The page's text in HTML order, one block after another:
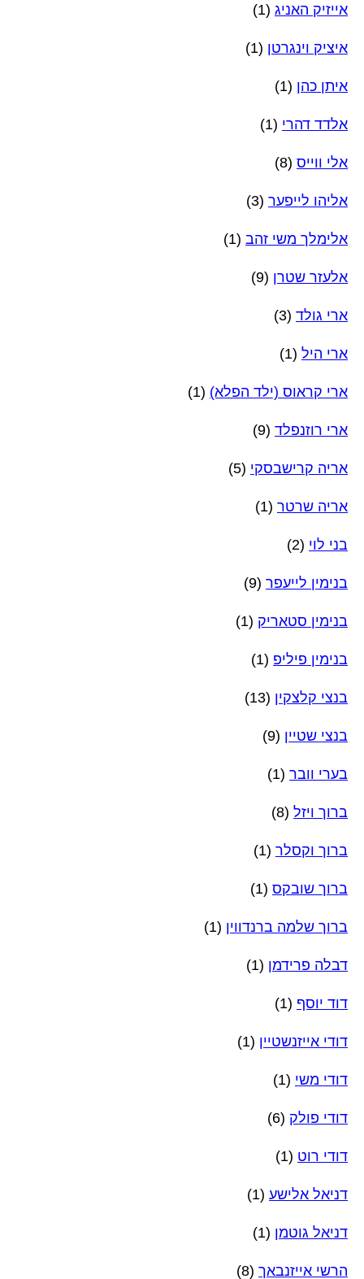
אייזיק האניג (1)
איציק וינגרטן (1)
איתן כהן (1)
אלדד דהרי (1)
אלי ווייס (8)
אליהו לייפער (3)
אלימלך משי זהב (1)
אלעזר שטרן (9)
ארי גולד (3)
ארי היל (1)
ארי קראוס (ילד הפלא) (1)
ארי רוזנפלד (9)
אריה קרישבסקי (5)
אריה שרטר (1)
בני לוי (2)
בנימין לייעפר (9)
בנימין סטאריק (1)
בנימין פיליפ (1)
בנצי קלצקין (13)
בנצי שטיין (9)
בערי וובר (1)
ברוך ויזל (8)
ברוך וקסלר (1)
ברוך שובקס (1)
ברוך שלמה ברנדווין (1)
דבלה פרידמן (1)
דוד יוסף (1)
דודי אייזנשטיין (1)
דודי משי (1)
דודי פולק (6)
דודי רוט (1)
דניאל אלישע (1)
דניאל גוטמן (1)
הרשי אייזנבאך (8)